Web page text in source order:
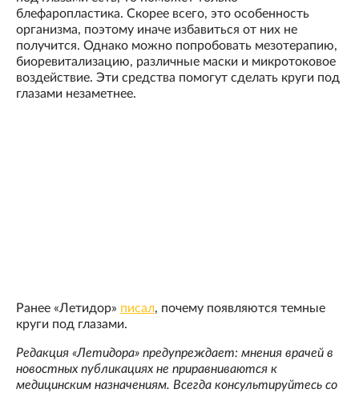
блефаропластика. Скорее всего, это особенность
организма, поэтому иначе избавиться от них не
получится. Однако можно попробовать мезотерапию,
биоревитализацию, различные маски и микротоковое
воздействие. Эти средства помогут сделать круги под
глазами незаметнее.
Ранее «Летидор» писал, почему появляются темные
круги под глазами.
Редакция «Летидора» предупреждает: мнения врачей в
новостных публикациях не приравниваются к
медицинским назначениям. Всегда консультируйтесь со